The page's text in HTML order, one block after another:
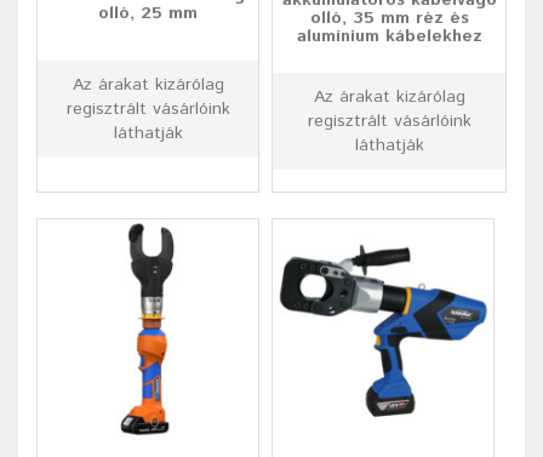
olló, 25 mm
Az árakat kizárólag
regisztrált vásárlóink
láthatják
olló, 35 mm réz és
alumínium kábelekhez
Az árakat kizárólag
regisztrált vásárlóink
láthatják